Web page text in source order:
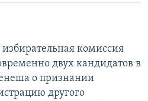
комиссия
двух кандидатов в
о признании
другого